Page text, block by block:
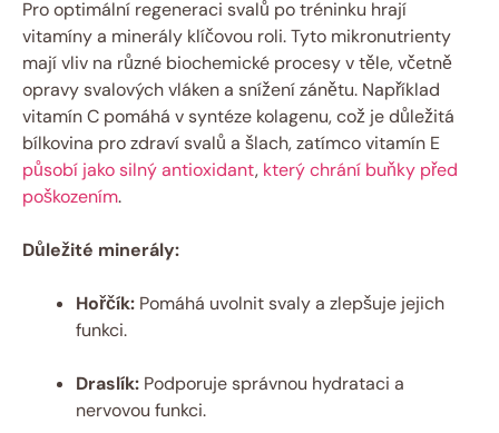
Pro optimální regeneraci svalů po tréninku hrají
vitamíny a minerály klíčovou roli. Tyto mikronutrienty
mají vliv na různé biochemické procesy v těle, včetně
opravy svalových vláken a snížení zánětu. Například
vitamín C pomáhá v syntéze kolagenu, což je důležitá
bílkovina pro zdraví svalů a šlach, zatímco vitamín E
působí jako silný antioxidant, který chrání buňky před
poškozením.
Důležité minerály:
Hořčík: Pomáhá uvolnit svaly a zlepšuje jejich
funkci.
Draslík: Podporuje správnou hydrataci a
nervovou funkci.